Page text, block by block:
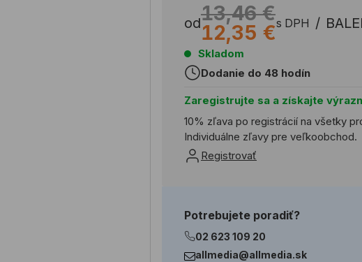
od13,46 €
12,35 €s DPH /
Skladom
Dodanie do 48 hodín
Zaregistrujte sa a získajte
10% zľava po registrácií na všetky
Individuálne zľavy pre veľkoobchod.
Registrovať
Potrebujete poradiť?
02 623 109 20
allmedia@allmedia.sk